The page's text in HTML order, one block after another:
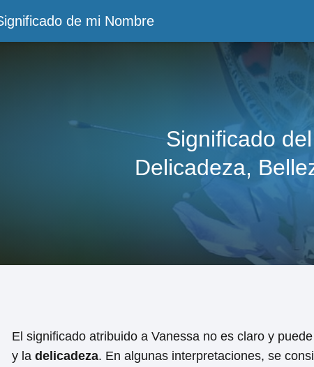
de mi Nombre
Significado
Delicadeza,
El significado atribuido a Vanessa no es claro y
y la delicadeza. En algunas interpretaciones, se